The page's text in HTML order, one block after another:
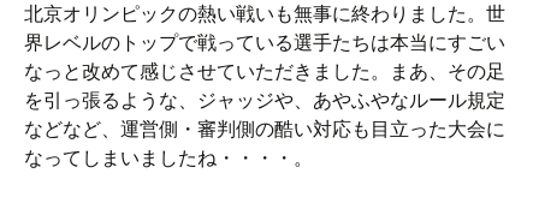
北京オリンピックの熱い戦いも無事に終わりました。世
界レベルのトップで戦っている選手たちは本当にすごい
なっと改めて感じさせていただきました。まあ、その足
を引っ張るような、ジャッジや、あやふやなルール規定
などなど、運営側・審判側の酷い対応も目立った大会に
なってしまいましたね・・・・。